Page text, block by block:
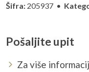
Šifra: 205937 •
Pošaljite upit
Za više